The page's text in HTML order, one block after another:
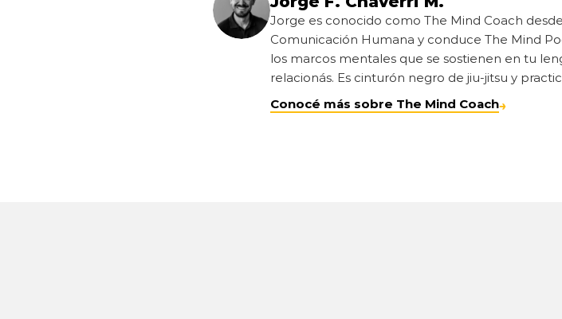
Jorge es conocido como The Mind Coach
Comunicación Humana y conduce The Mind
los marcos mentales que se sostienen en tu
relacionás. Es cinturón negro de jiu-jitsu y
Conocé más sobre The Mind Coach→